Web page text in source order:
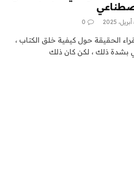
0
الحقيقة حول كيفية خلق الكتاب ،
بشدة ذلك ، لكن كان ذلك